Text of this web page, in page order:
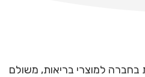
בחברה למוצרי בריאות, משולם